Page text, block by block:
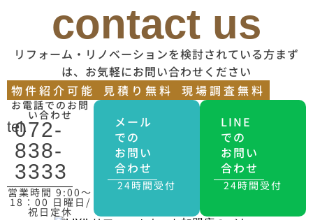
contact us
リフォーム・リノベーションを検討されている方まず
は、お気軽にお問い合わせください
物件紹介可能
見積り無料 現場調査無料
お電話でのお問
い合わせ
tel.
072-
838-
3333
営業時間 9:00〜
18：00 日曜日/
祝日定休
メール
での
お問い
合わせ
24時間受付
LINE
での
お問い
合わせ
24時間受付